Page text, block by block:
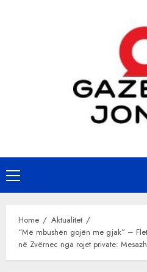
Primary
Menu
Home
Aktualitet
“Më mbushën gojën me gjak” –
në Zvërnec nga rojet private: